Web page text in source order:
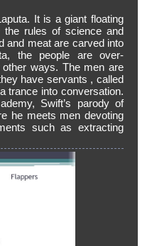
It is a giant floating
the rules of science and
and meat are carved into
the people are over-
ways. The men are
have servants , called
trance into conversation.
Swift’s parody of
he meets men devoting
such as extracting